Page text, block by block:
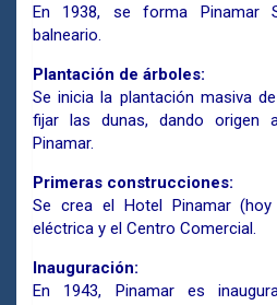
En 1938, se forma Pinamar
balneario.
Plantación de árboles:
Se inicia la plantación masiva
fijar las dunas, dando origen
Pinamar.
Primeras construcciones:
Se crea el Hotel Pinamar
eléctrica y el Centro Comercial.
Inauguración:
En 1943, Pinamar es